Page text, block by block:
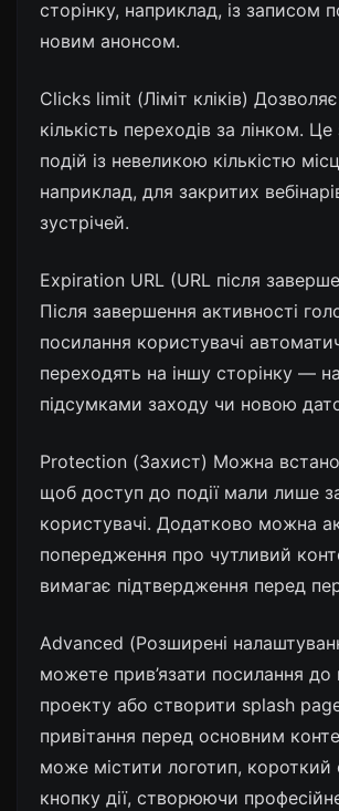
сторінку, наприклад, із записом
новим анонсом.
Clicks limit (Ліміт кліків)
кількість переходів за лінком.
подій із невеликою кількістю
наприклад, для закритих
зустрічей.
Expiration URL (URL після
Після завершення активності
посилання користувачі
переходять на іншу сторінку —
підсумками заходу чи новою
Protection (Захист) Можна
щоб доступ до події мали лише
користувачі. Додатково можна
попередження про чутливий
вимагає підтвердження перед
Advanced (Розширені
можете прив’язати посилання до
проекту або створити splash
привітання перед основним
може містити логотип, короткий
кнопку дії, створюючи